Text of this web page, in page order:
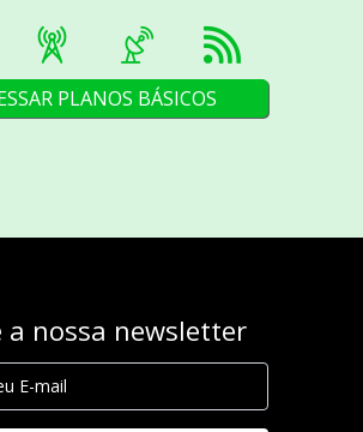
PLANOS BÁSICOS
a nossa newsletter